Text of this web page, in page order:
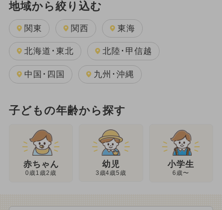
地域から絞り込む
関東 関西 東海
北海道･東北 北陸･甲信越
中国･四国 九州･沖縄
子どもの年齢から探す
赤ちゃん
0歳1歳2歳
幼児
3歳4歳5歳
小学生
6歳〜